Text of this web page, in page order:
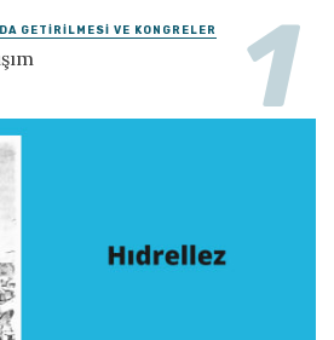
GETIRILMESI VE KONGRELER